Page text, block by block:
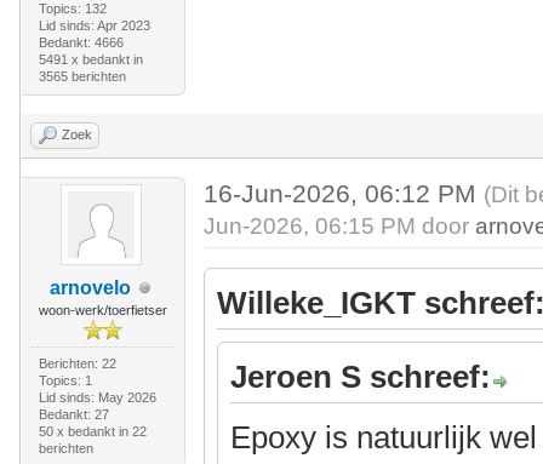
Topics: 132
Lid sinds: Apr 2023
Bedankt: 4666
5491 x bedankt in
3565 berichten
Zoek
arnovelo
woon-werk/toerfietser
Berichten: 22
Topics: 1
Lid sinds: May 2026
Bedankt: 27
50 x bedankt in 22
berichten
16-Jun-2026, 06:12 PM (Dit
Jun-2026, 06:15 PM door
Willeke_IGKT
Jeroen S schreef:
Epoxy is natuurlijk